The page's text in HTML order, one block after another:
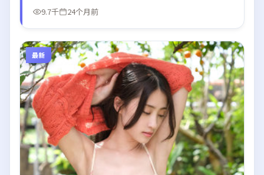
9.7千
24个月前
最新